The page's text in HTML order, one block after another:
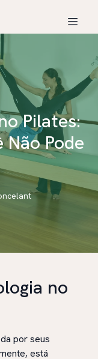
Pilates:
Pode
no
por seus
está